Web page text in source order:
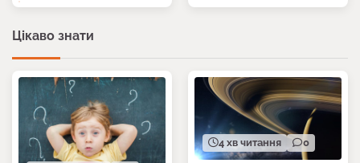
Цікаво знати
4 хв читання 0